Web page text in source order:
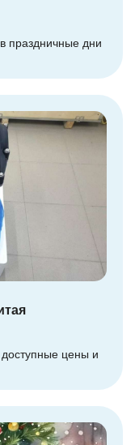
праздничные дни
цены и